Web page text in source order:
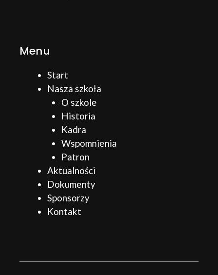
Menu
Start
Nasza szkoła
O szkole
Historia
Kadra
Wspomnienia
Patron
Aktualności
Dokumenty
Sponsorzy
Kontakt